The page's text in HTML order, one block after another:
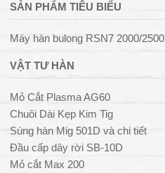
SẢN PHẨM TIÊU BIỂU
Máy hàn bulong RSN7 2000/2500
VẬT TƯ HÀN
Mỏ Cắt Plasma AG60
Chuôi Dài Kẹp Kim Tig
Súng hàn Mig 501D và chi tiết
Đầu cấp dây rời SB-10D
Mỏ cắt Max 200